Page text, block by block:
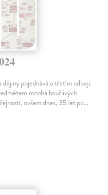
pojednává o třetím odboji.
mnoha bouřlivých
ovšem dnes, 35 let po…